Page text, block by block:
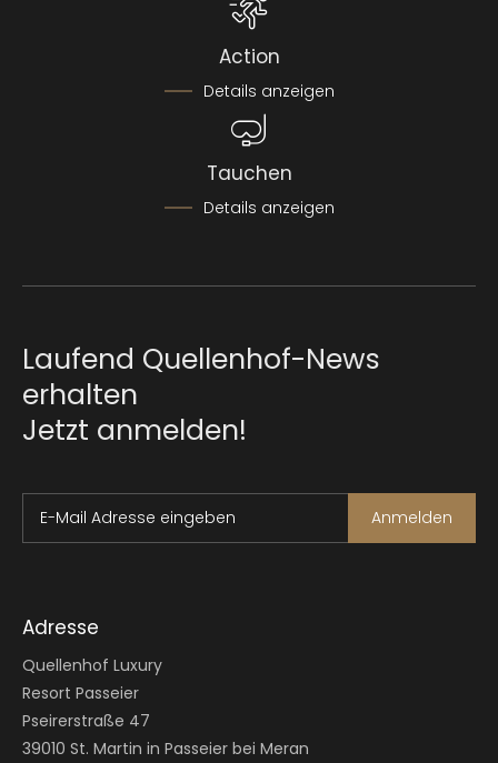
Action
Details anzeigen
Tauchen
Details anzeigen
Laufend Quellenhof-News
erhalten
Jetzt anmelden!
E-Mail Adresse eingeben Anmelden
Adresse
Quellenhof Luxury
Resort Passeier
Pseirerstraße 47
39010 St. Martin in Passeier bei Meran